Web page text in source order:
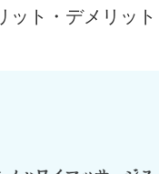
ット・デメリッ